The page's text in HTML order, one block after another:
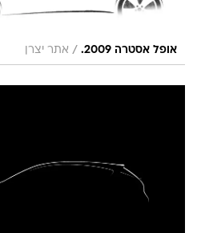
דעות
כל הכתבות
אופל אסטרה 2009. / אתר יצרן